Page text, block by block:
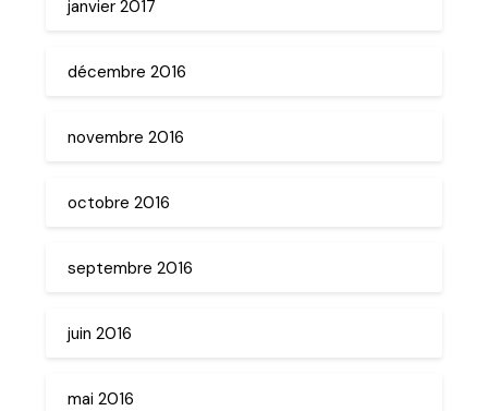
janvier 2017
décembre 2016
novembre 2016
octobre 2016
septembre 2016
juin 2016
mai 2016